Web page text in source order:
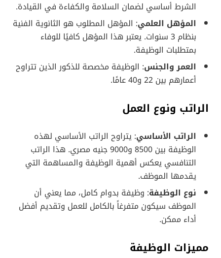
الشرط أساسي لضمان السلامة والكفاءة في القيادة.
المؤهل العلمي: المؤهل المطلوب هو الثانوية الفنية
بنظام 3 سنوات. يعتبر هذا المؤهل كافيًا للوفاء
بمتطلبات الوظيفة.
العمر والجنس: الوظيفة مخصصة للذكور الذين تتراوح
أعمارهم بين 22 و40 عامًا.
الراتب ونوع العمل
الراتب الأساسي: يتراوح الراتب الأساسي لهذه
الوظيفة بين 8500 و9000 جنيه مصري. هذا الراتب
التنافسي يعكس أهمية الوظيفة والمساهمة التي
يقدمها الموظف.
نوع الوظيفة: وظيفة بدوام كامل، مما يعني أن
الموظف سيكون متفرغاً بالكامل للعمل وتقديم أفضل
أداء ممكن.
مميزات الوظيفة